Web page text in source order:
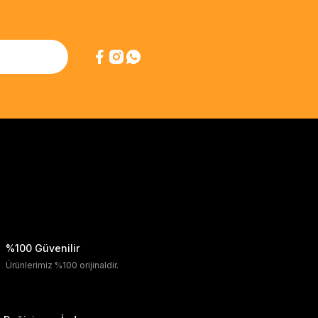
%100 Güvenilir
Ürünlerimiz %100 orijinaldir.